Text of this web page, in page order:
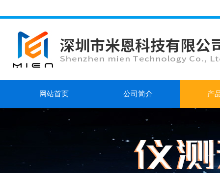
网站首页 公司简介 产